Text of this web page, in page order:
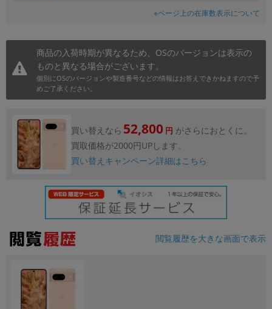
※ページ上の在庫数表示について
商品の入荷時期が異なるため、OSのバージョンは表示の
ものと異なる場合がございます。
個別にOSのバージョンや製造番号などの情報はお答えできかねますので予
めご了承ください。
買い替えなら 52,800 円 がさらにおとくに。
買取価格が2000円UPします。
買い替えキャンペーン詳細はこちら
閲覧履歴を大きな画面で表示